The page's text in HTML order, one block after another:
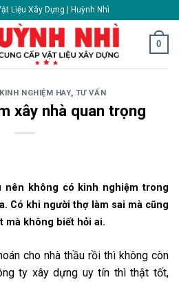
Liệu Xây Dựng | Huỳnh Nhì
0
KINH NGHIỆM HAY, TƯ VẤN
xây nhà quan trọng
nên không có kinh nghiệm trong
Có khi người thợ làm sai mà cũng
mà không biết hỏi ai.
cho nhà thầu rồi thì không còn
ty xây dựng uy tín thì thật tốt,